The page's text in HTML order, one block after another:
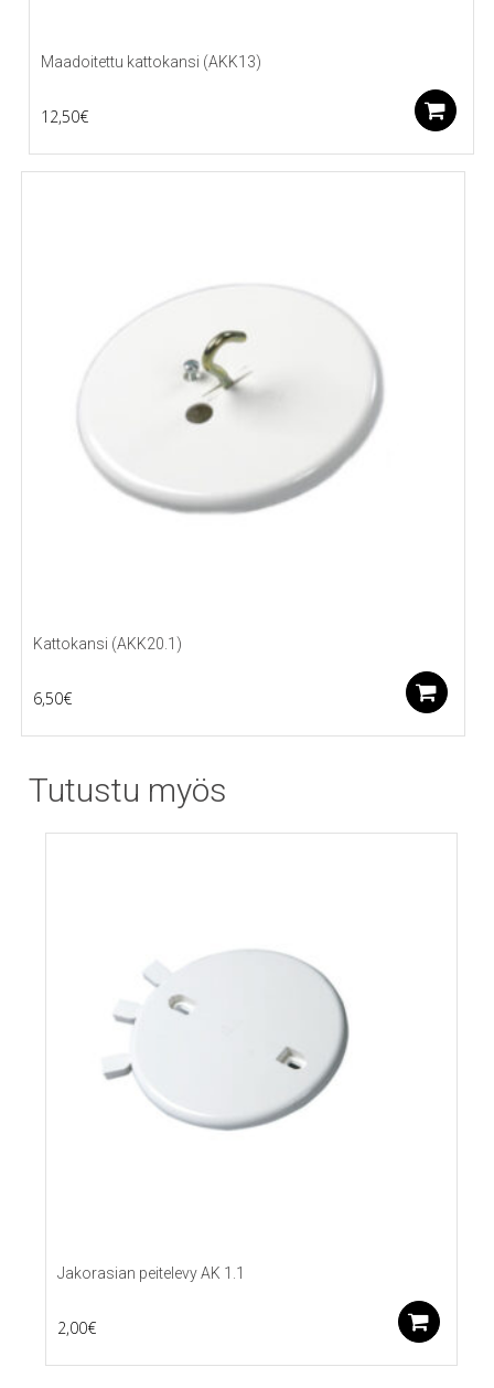
Maadoitettu kattokansi (AKK13)
12,50€
Kattokansi (AKK20.1)
6,50€
Tutustu myös
Jakorasian peitelevy AK 1.1
2,00€